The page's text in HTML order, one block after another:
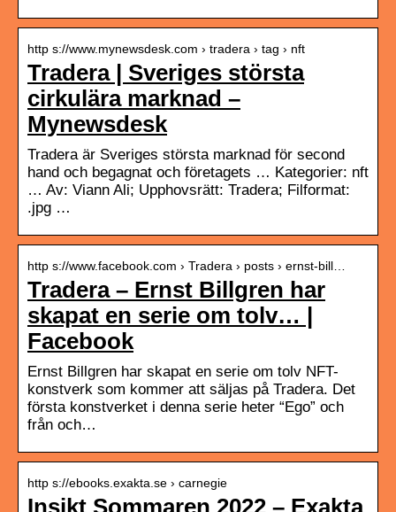
http s://www.mynewsdesk.com › tradera › tag › nft
Tradera | Sveriges största
cirkulära marknad –
Mynewsdesk
Tradera är Sveriges största marknad för second
hand och begagnat och företagets … Kategorier: nft
… Av: Viann Ali; Upphovsrätt: Tradera; Filformat:
.jpg …
http s://www.facebook.com › Tradera › posts › ernst-bill…
Tradera – Ernst Billgren har
skapat en serie om tolv… |
Facebook
Ernst Billgren har skapat en serie om tolv NFT-
konstverk som kommer att säljas på Tradera. Det
första konstverket i denna serie heter “Ego” och
från och…
http s://ebooks.exakta.se › carnegie
Insikt Sommaren 2022 – Exakta